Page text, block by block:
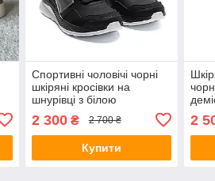
Спортивні чоловічі чорні
шкіряні кросівки на
шнурівці з білою
2 300₴ 2 700 ₴
Купити
2